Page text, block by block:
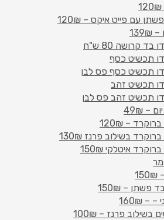
עם פייט איקס – 120₪
קרושה 80 ש"ח
תכשיט כסף
תכשיט כסף פס לבן
תכשיט זהב
תכשיט זהב פס לבן
– 49₪
– 120₪
בשילוב פרנז 130₪
איטלקי 150₪
– 150₪
160₪
פרנז – 100₪